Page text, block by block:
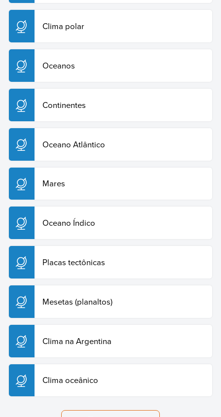
Clima polar
Oceanos
Continentes
Oceano Atlântico
Mares
Oceano Índico
Placas tectônicas
Mesetas (planaltos)
Clima na Argentina
Clima oceânico